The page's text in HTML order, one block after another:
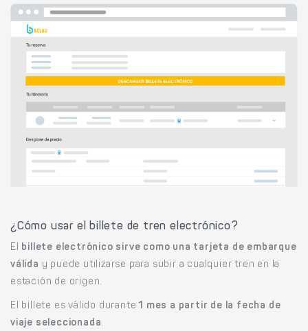
¿Cómo usar el billete de tren electrónico?
El billete electrónico sirve como una tarjeta de embarque
válida y puede utilizarse para subir a cualquier tren en la
estación de origen.
El billete es válido durante1 mes a partir de la fecha de
viaje seleccionada.